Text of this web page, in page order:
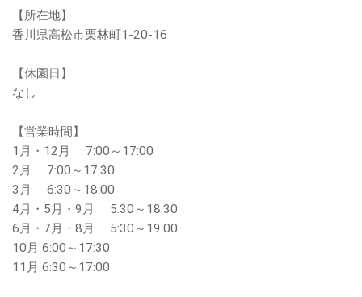
【所在地】
香川県高松市栗林町1-20-16
【休園日】
なし
【営業時間】
1月・12月 7:00～17:00
2月 7:00～17:30
3月 6:30～18:00
4月・5月・9月 5:30～18:30
6月・7月・8月 5:30～19:00
10月 6:00～17:30
11月 6:30～17:00